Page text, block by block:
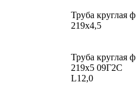
Труба круглая ф
219х4,5
Труба круглая ф
219х5 09Г2С
L12,0